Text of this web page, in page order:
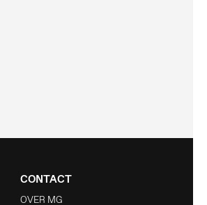
CONTACT
OVER MG